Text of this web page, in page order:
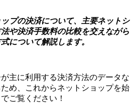
プの決済について、主要ネットシ
や決済手数料の比較を交えながら
について解説します。
主に利用する決済方法のデータな
め、これからネットショップを始
ご覧ください！